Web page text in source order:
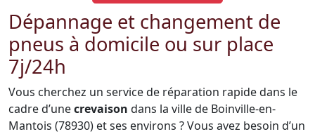
Dépannage et changement de
pneus à domicile ou sur place
7j/24h
Vous cherchez un service de réparation rapide dans le
cadre d’unecrevaison dans la ville de Boinville-en-
Mantois (78930) et ses environs ? Vous avez besoin d’un